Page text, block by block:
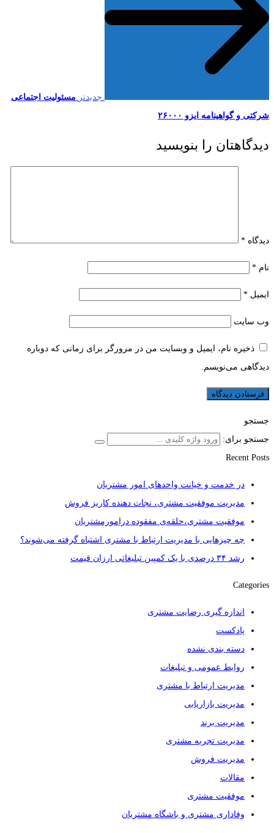
جدیدتر مسئولیت اجتماعی
شرکتی و گواهینامه ایزو ۲۶۰۰۰
دیدگاهتان را بنویسید
دیدگاه *
نام *
ایمیل *
وب‌ سایت
ذخیره نام، ایمیل و وبسایت من در مرورگر برای زمانی که دوباره
دیدگاهی می‌نویسم.
جستجو
جستجو برای:
Recent Posts
در خدمت و خیانت واحدهای امور مشتریان
مدیریت موفقیت مشتری، نجات دهنده کاریز فروش
موفقیت مشتری،حلقه‌ی مفقوده درامورمشتریان
چه چیزهایی با مدیریت ارتباط با مشتری اشتباه گرفته می‌شوند؟
رشد ۳۴ درصدی با یک کمپین تبلیغاتی ارزان قیمت
Categories
اندازه گیری رضایت مشتری
پادکست
دسته بندی نشده
روابط عمومی و تبلیغات
مدیریت ارتباط با مشتری
مدیریت بازاریابی
مدیریت برند
مدیریت تجربه مشتری
مدیریت فروش
مقالات
موفقیت مشتری
وفاداری مشتری و باشگاه مشتریان